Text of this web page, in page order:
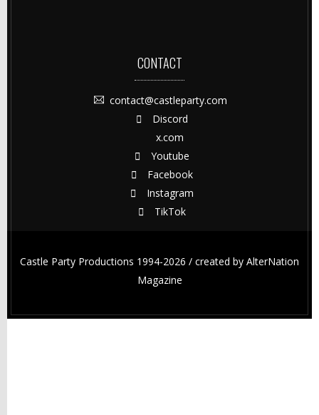
CONTACT
contact@castleparty.com
Discord
x.com
Youtube
Facebook
Instagram
TikTok
Castle Party Productions 1994-2026 / created by AlterNation
Magazine